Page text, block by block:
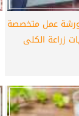
عمل متخصصة
زراعة الكلى